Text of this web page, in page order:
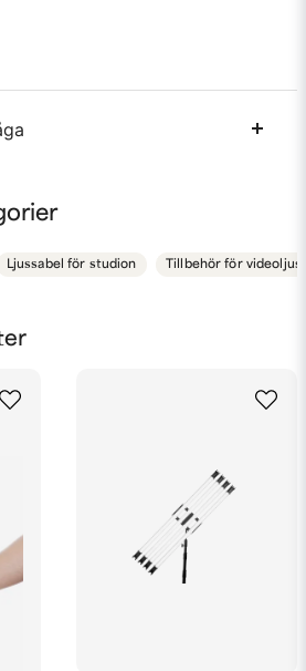
denna produkten...
min fråga
Ljussabel för studion Tillbehör för videoljus